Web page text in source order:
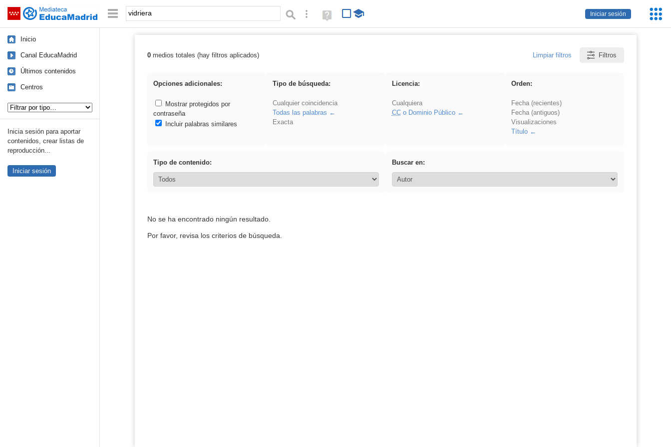
Saltar navegación
Iniciar sesión
Palabra o frase: Búsqueda avanzada
Ayuda
(en
Inicio
Canal EducaMadrid
Últimos contenidos
Centros
Inicia sesión para aportar
contenidos, crear listas de
reproducción...
Iniciar sesión
Resultados de: vidriera
0medios totales (hay filtros aplicados) Limpiar filtros Filtros
Opciones adicionales:
Mostrar protegidos por
contraseña
Incluir palabras similares
Tipo de búsqueda:
Cualquier coincidencia
Todas las palabras
Exacta
Licencia:
Cualquiera
CCo Dominio Público
Orden:
Fecha (recientes)
Fecha (antiguos)
Visualizaciones
Título
Tipo de contenido: Buscar en:
No se ha encontrado ningún resultado.
Por favor, revisa los criterios de búsqueda.